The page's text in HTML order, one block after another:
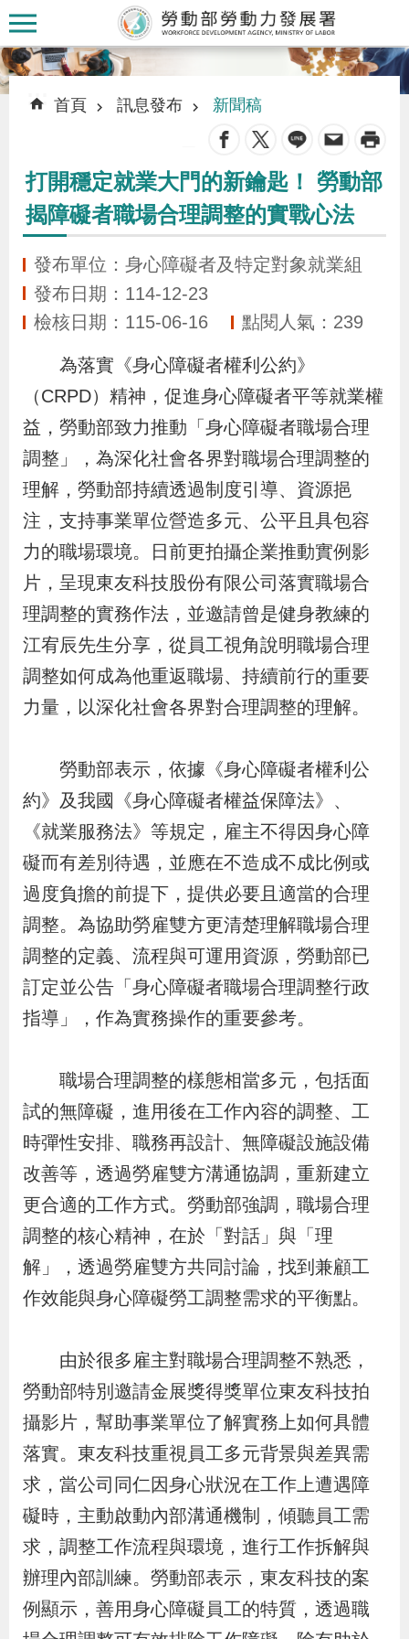
跳到主要內容區塊
認
識
署
訊
布
民
服
務
業
務
專
區
申
宣
導
專
區
結
網
站
導
覽
民
意
信
箱
文
字
客
服
統
計
資
訊
E
n
g
l
i
回
首
頁
R
S
S
隱
私
權
資
訊
安
全
:::
::: 首頁 訊息發布 新聞稿
打開穩定就業大門的新鑰匙！ 勞動部
揭障礙者職場合理調整的實戰心法
發布單位：身心障礙者及特定對象就業組
發布日期：114-12-23
檢核日期：115-06-16
點閱人氣：239
為落實《身心障礙者權利公約》
（CRPD）精神，促進身心障礙者平等就業權
益，勞動部致力推動「身心障礙者職場合理
調整」，為深化社會各界對職場合理調整的
理解，勞動部持續透過制度引導、資源挹
注，支持事業單位營造多元、公平且具包容
力的職場環境。日前更拍攝企業推動實例影
片，呈現東友科技股份有限公司落實職場合
理調整的實務作法，並邀請曾是健身教練的
江宥辰先生分享，從員工視角說明職場合理
調整如何成為他重返職場、持續前行的重要
力量，以深化社會各界對合理調整的理解。
勞動部表示，依據《身心障礙者權利公
約》及我國《身心障礙者權益保障法》、
《就業服務法》等規定，雇主不得因身心障
礙而有差別待遇，並應在不造成不成比例或
過度負擔的前提下，提供必要且適當的合理
調整。為協助勞雇雙方更清楚理解職場合理
調整的定義、流程與可運用資源，勞動部已
訂定並公告「身心障礙者職場合理調整行政
指導」，作為實務操作的重要參考。
職場合理調整的樣態相當多元，包括面
試的無障礙，進用後在工作內容的調整、工
時彈性安排、職務再設計、無障礙設施設備
改善等，透過勞雇雙方溝通協調，重新建立
更合適的工作方式。勞動部強調，職場合理
調整的核心精神，在於「對話」與「理
解」，透過勞雇雙方共同討論，找到兼顧工
作效能與身心障礙勞工調整需求的平衡點。
由於很多雇主對職場合理調整不熟悉，
勞動部特別邀請金展獎得獎單位東友科技拍
攝影片，幫助事業單位了解實務上如何具體
落實。東友科技重視員工多元背景與差異需
求，當公司同仁因身心狀況在工作上遭遇障
礙時，主動啟動內部溝通機制，傾聽員工需
求，調整工作流程與環境，進行工作拆解與
辦理內部訓練。勞動部表示，東友科技的案
例顯示，善用身心障礙員工的特質，透過職